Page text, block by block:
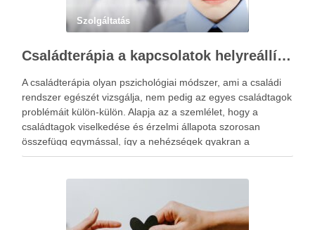
Szolgáltatás
Családterápia a kapcsolatok helyreállításért
A családterápia olyan pszichológiai módszer, ami a családi
rendszer egészét vizsgálja, nem pedig az egyes családtagok
problémáit külön-külön. Alapja az a szemlélet, hogy a
családtagok viselkedése és érzelmi állapota szorosan
összefügg egymással, így a nehézségek gyakran a
kapcsolati mintázatokban gyökereznek. A családterápia